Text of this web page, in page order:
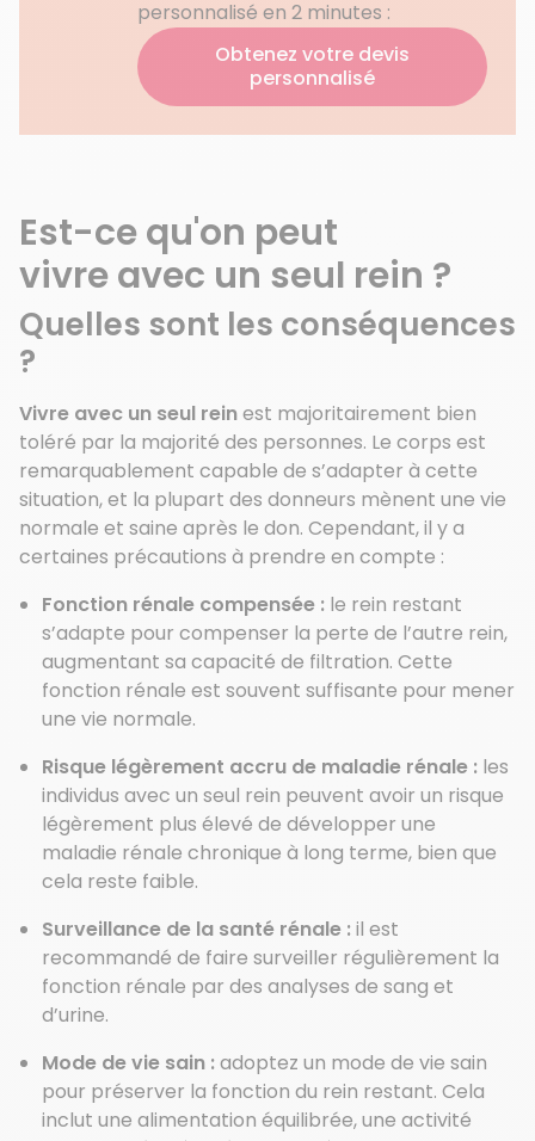
personnalisé en 2 minutes :
Obtenez votre devis
personnalisé
Est-ce qu'on peut
vivre avec un seul rein ?
Quelles sont les conséquences
?
Vivre avec un seul reinest majoritairement bien
toléré par la majorité des personnes. Le corps est
remarquablement capable de s’adapter à cette
situation, et la plupart des donneurs mènent une vie
normale et saine après le don. Cependant, il y a
certaines précautions à prendre en compte :
Fonction rénale compensée : le rein restant
s’adapte pour compenser la perte de l’autre rein,
augmentant sa capacité de filtration. Cette
fonction rénale est souvent suffisante pour mener
une vie normale.
Risque légèrement accru de maladie rénale : les
individus avec un seul rein peuvent avoir un risque
légèrement plus élevé de développer une
maladie rénale chronique à long terme, bien que
cela reste faible.
Surveillance de la santé rénale :il est
recommandé de faire surveiller régulièrement la
fonction rénale par des analyses de sang et
d’urine.
Mode de vie sain :adoptez un mode de vie sain
pour préserver la fonction du rein restant. Cela
inclut une alimentation équilibrée, une activité